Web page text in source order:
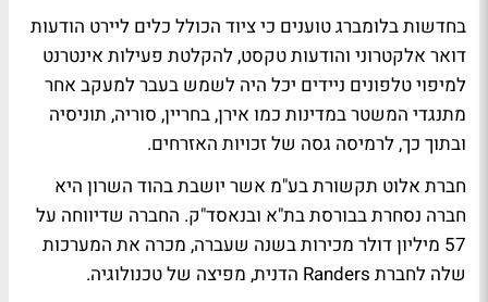
בחדשות בלומברג טוענים כי ציוד הכולל כלים ליירט הודעות
דואר אלקטרוני והודעות טקסט, להקלטת פעילות אינטרנט
למיפוי טלפונים ניידים יכל היה לשמש בעבר למעקב אחר
מתנגדי המשטר במדינות כמו אירן, בחריין, סוריה, תוניסיה
ובתוך כך, לרמיסה גסה של זכויות האזרחים.
חברת אלוט תקשורת בע"מ אשר יושבת בהוד השרון היא
חברה נסחרת בבורסת בת"א ובנאסד"ק. החברה שדיווחה על
57 מיליון דולר מכירות בשנה שעברה, מכרה את המערכות
שלה לחברת Randers הדנית, מפיצה של טכנולוגיה.